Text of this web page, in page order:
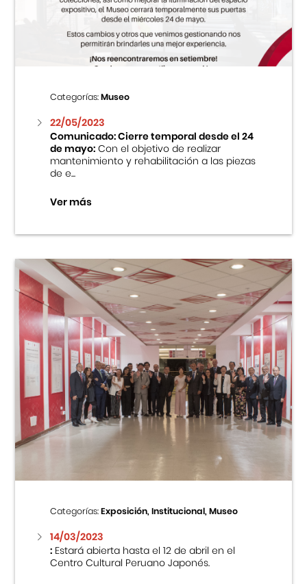
Centro Cultural Peruano Japonés
Museo de la Inmigración Japonesa
Fondo Editorial
Teatro Peruano Japonés
Categorías:Museo
22/05/2023
Comunicado: Cierre temporal desde el 24
de mayo:Con el objetivo de realizar
mantenimiento y rehabilitación a las piezas
de e...
Ver más
Categorías:Exposición, Institucional, Museo
14/03/2023
:Estará abierta hasta el 12 de abril en el
Centro Cultural Peruano Japonés.